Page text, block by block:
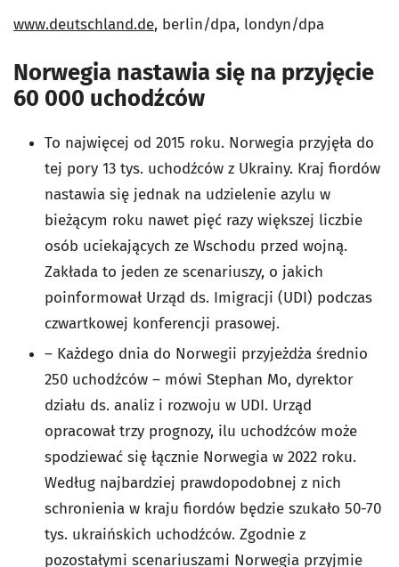
www.deutschland.de, berlin/dpa, londyn/dpa
Norwegia nastawia się na przyjęcie
60 000 uchodźców
To najwięcej od 2015 roku. Norwegia przyjęła do
tej pory 13 tys. uchodźców z Ukrainy. Kraj fiordów
nastawia się jednak na udzielenie azylu w
bieżącym roku nawet pięć razy większej liczbie
osób uciekających ze Wschodu przed wojną.
Zakłada to jeden ze scenariuszy, o jakich
poinformował Urząd ds. Imigracji (UDI) podczas
czwartkowej konferencji prasowej.
– Każdego dnia do Norwegii przyjeżdża średnio
250 uchodźców – mówi Stephan Mo, dyrektor
działu ds. analiz i rozwoju w UDI. Urząd
opracował trzy prognozy, ilu uchodźców może
spodziewać się łącznie Norwegia w 2022 roku.
Według najbardziej prawdopodobnej z nich
schronienia w kraju fiordów będzie szukało 50-70
tys. ukraińskich uchodźców. Zgodnie z
pozostałymi scenariuszami Norwegia przyjmie